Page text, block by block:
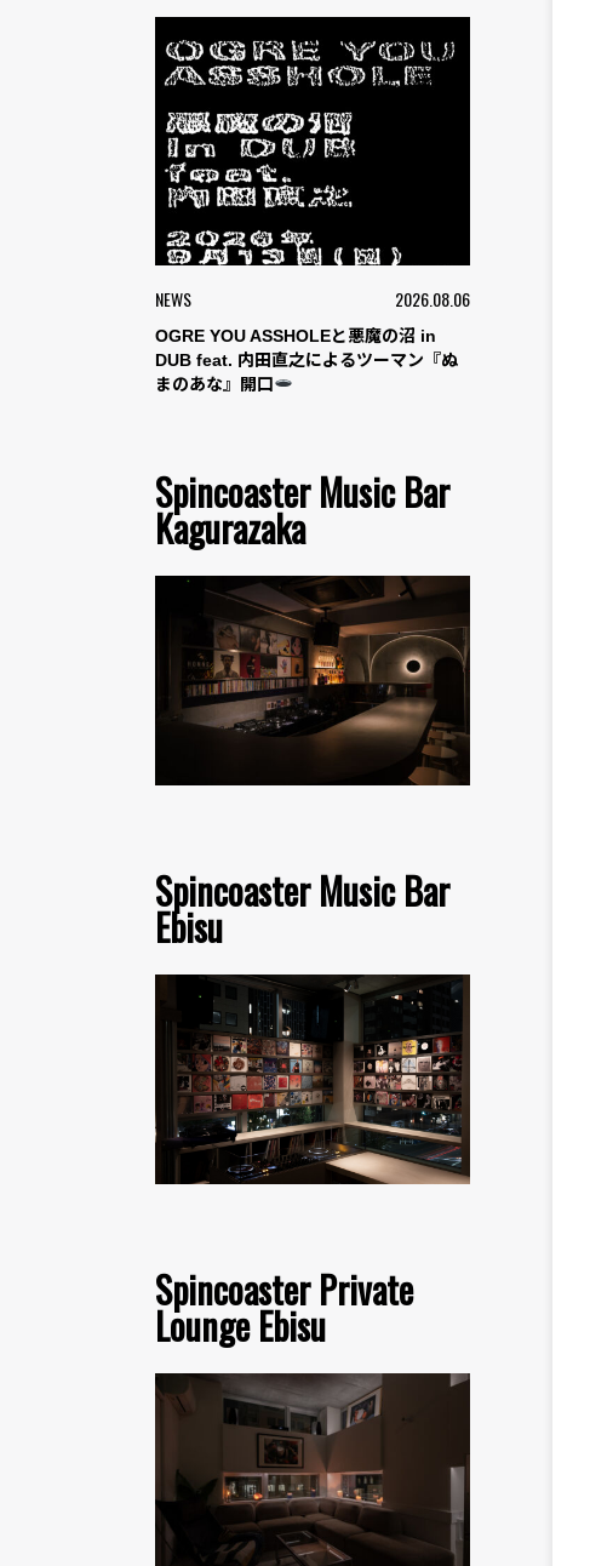
NEWS 2026.08.06
OGRE YOU ASSHOLEと悪魔の沼 in
DUB feat. 内田直之によるツーマン『ぬ
まのあな』開口
Spincoaster Music Bar
Kagurazaka
Spincoaster Music Bar
Ebisu
Spincoaster Private
Lounge Ebisu